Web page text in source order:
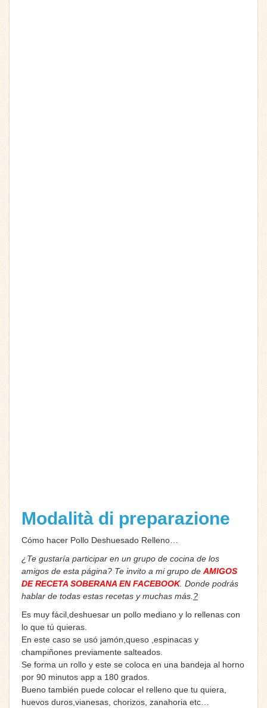
Modalità di preparazione
Cómo hacer Pollo Deshuesado Relleno…
¿Te gustaría participar en un grupo de cocina de los
amigos de esta página? Te invito a mi grupo de AMIGOS
DE RECETA SOBERANA EN FACEBOOK. Donde podrás
hablar de todas estas recetas y muchas más. ?
Es muy fácil,deshuesar un pollo mediano y lo rellenas con
lo que tú quieras.
En este caso se usó jamón,queso ,espinacas y
champiñones previamente salteados.
Se forma un rollo y este se coloca en una bandeja al horno
por 90 minutos app a 180 grados.
Bueno también puede colocar el relleno que tu quiera,
huevos duros,vianesas, chorizos, zanahoria etc…